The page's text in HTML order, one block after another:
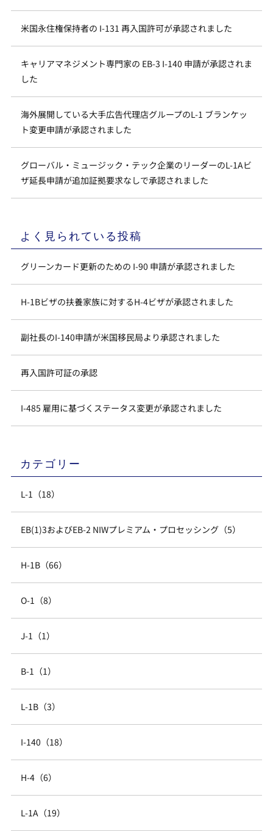
米国永住権保持者の I-131 再入国許可が承認されました
キャリアマネジメント専門家の EB-3 I-140 申請が承認されま
した
海外展開している大手広告代理店グループのL-1 ブランケッ
ト変更申請が承認されました
グローバル・ミュージック・テック企業のリーダーのL-1Aビ
ザ延長申請が追加証拠要求なしで承認されました
よく見られている投稿
グリーンカード更新のための I-90 申請が承認されました
H-1Bビザの扶養家族に対するH-4ビザが承認されました
副社長のI-140申請が米国移民局より承認されました
再入国許可証の承認
I-485 雇用に基づくステータス変更が承認されました
カテゴリー
L-1（18）
EB(1)3およびEB-2 NIWプレミアム・プロセッシング（5）
H-1B（66）
O-1（8）
J-1（1）
B-1（1）
L-1B（3）
I-140（18）
H-4（6）
L-1A（19）